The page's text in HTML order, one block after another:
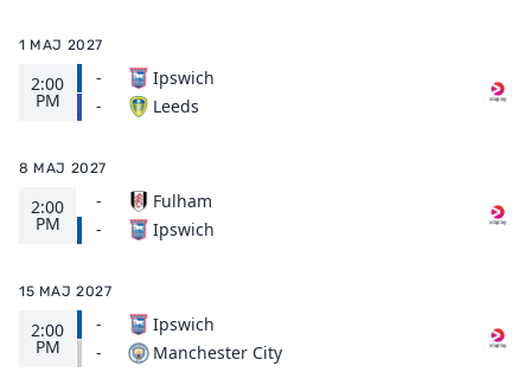
1 MAJ 2027
2:00
PM
-
-
Ipswich
Leeds
8 MAJ 2027
2:00
PM
-
-
Fulham
Ipswich
15 MAJ 2027
2:00
PM
-
-
Ipswich
Manchester City